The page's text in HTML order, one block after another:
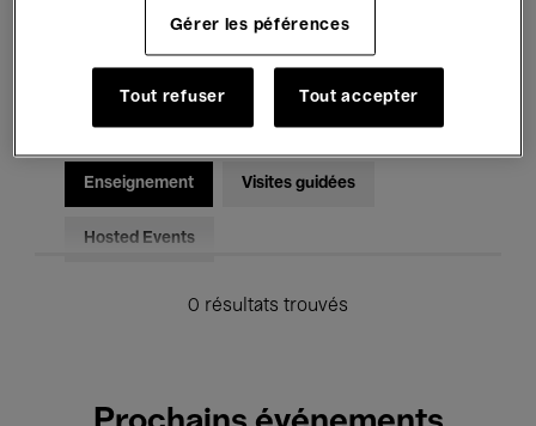
Musique électronique
Pour tous Kids’ Palace
Enseignement Visites guidées
Hosted Events
0 résultats trouvés
Gérer les péférences
Tout refuser Tout accepter